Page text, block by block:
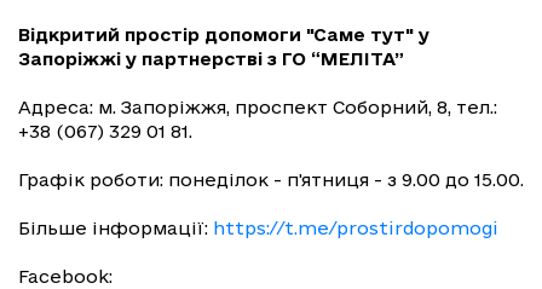
Відкритий простір допомоги "Саме тут" у
Запоріжжі у партнерстві з ГО “МЕЛІТА”
Адреса: м. Запоріжжя, проспект Соборний, 8, тел.:
+38 (067) 329 01 81.
Графік роботи: понеділок - п'ятниця - з 9.00 до 15.00.
Більше інформації: https://t.me/prostirdopomogi
Facebook: